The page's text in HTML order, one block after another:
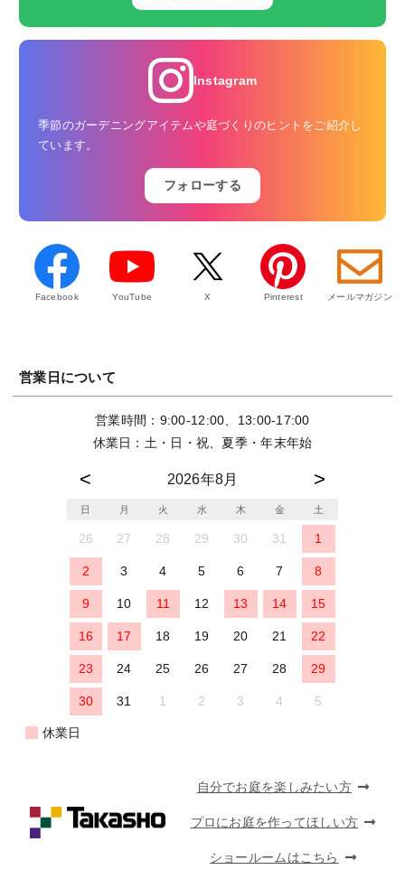
Instagram
季節のガーデニングアイテムや庭づくりのヒントをご紹介し
ています。
フォローする
Facebook YouTube X Pinterest メールマガジン
営業日について
営業時間：9:00-12:00、13:00-17:00
休業日：土・日・祝、夏季・年末年始
2026年8月
日 月 火 水 木 金 土
26 27 28 29 30 31 1
2 3 4 5 6 7 8
9 10 11 12 13 14 15
16 17 18 19 20 21 22
23 24 25 26 27 28 29
30 31 1 2 3 4 5
休業日
自分でお庭を楽しみたい方
プロにお庭を作ってほしい方
ショールームはこちら